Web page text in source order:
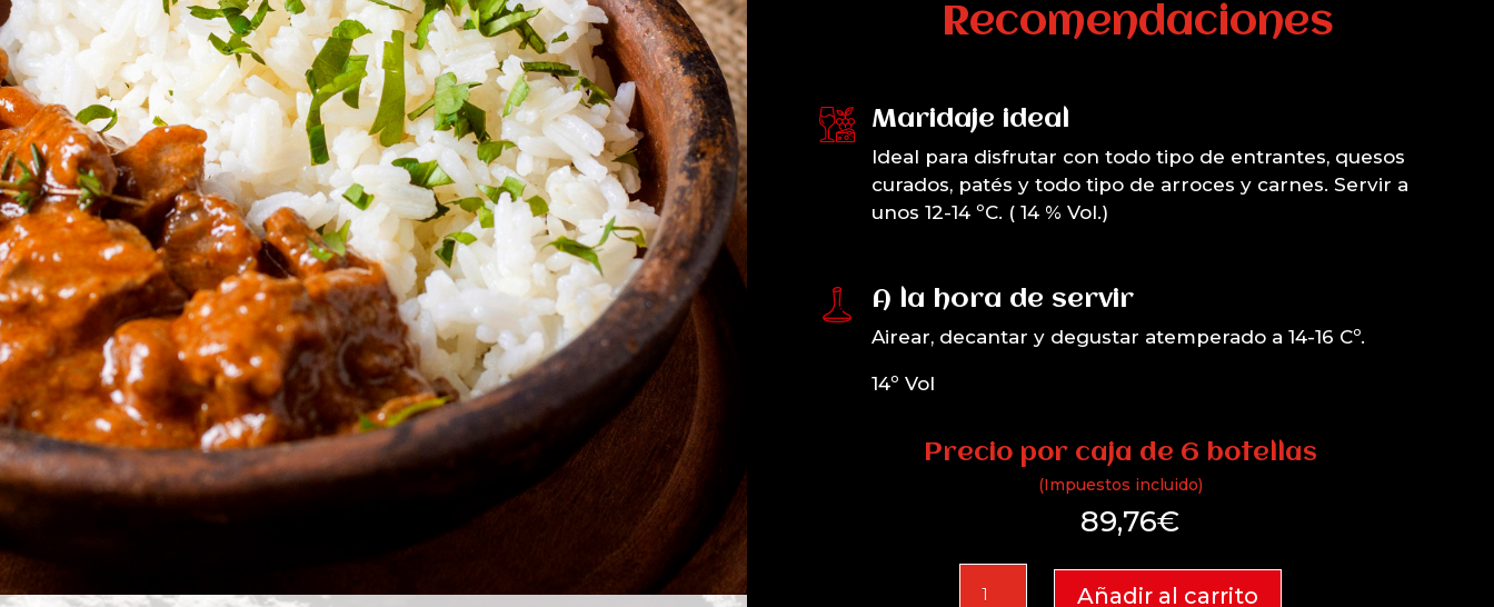
Recomendaciones
Maridaje ideal
Ideal para disfrutar con todo tipo de entrantes, quesos
curados, patés y todo tipo de arroces y carnes. Servir a
unos 12-14 ºC. ( 14 % Vol.)
A la hora de servir
Airear, decantar y degustar atemperado a 14-16 Cº.
14º Vol
Precio por caja de 6 botellas
(Impuestos incluido)
89,76€
Añadir al carrito